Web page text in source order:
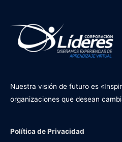
Nuestra visión de futuro es
organizaciones que desean
Política de Privacidad